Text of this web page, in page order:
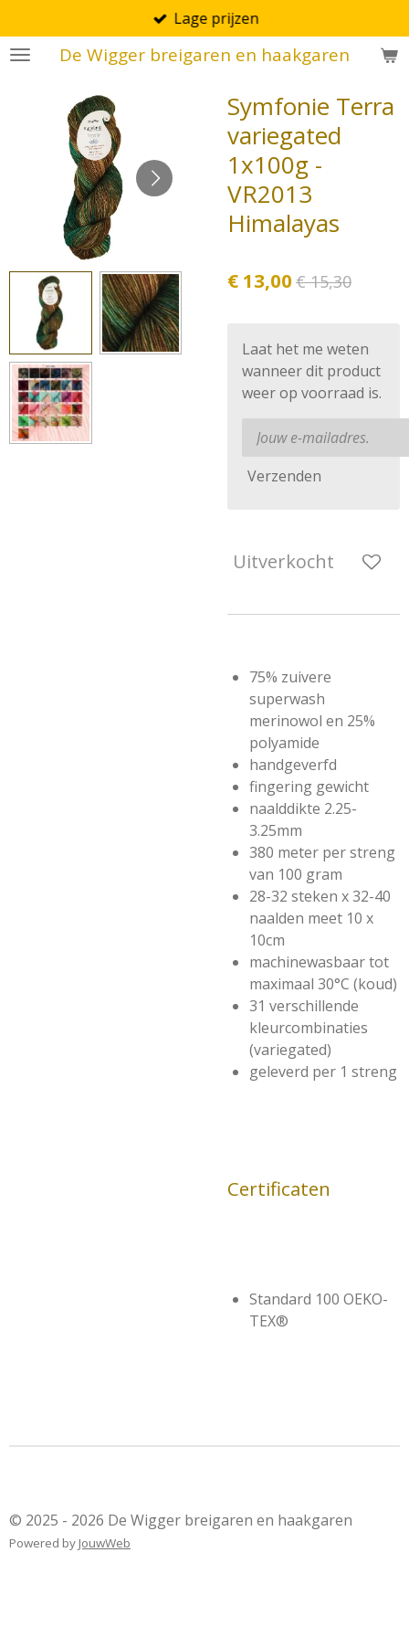
direct
naar
hoofdinhoud
De Wigger breigaren en haakgaren
Lage prijzen
Symfonie Terra
variegated
1x100g -
VR2013
Himalayas
€ 13,00 € 15,30
Laat het me weten
wanneer dit product
weer op voorraad is.
Verzenden
Uitverkocht
75% zuivere
superwash
merinowol en 25%
polyamide
handgeverfd
fingering gewicht
naalddikte 2.25-
3.25mm
380 meter per streng
van 100 gram
28-32 steken x 32-40
naalden meet 10 x
10cm
machinewasbaar tot
maximaal 30°C (koud)
31 verschillende
kleurcombinaties
(variegated)
geleverd per 1 streng
Certificaten
Standard 100 OEKO-
TEX®
© 2025 - 2026 De Wigger breigaren en haakgaren
Powered by JouwWeb